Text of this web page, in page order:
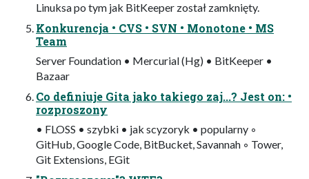
Linuksa po tym jak BitKeeper został zamknięty.
Konkurencja • CVS • SVN • Monotone • MS
Team
Server Foundation • Mercurial (Hg) • BitKeeper •
Bazaar
Co definiuje Gita jako takiego zaj...? Jest on: •
rozproszony
• FLOSS • szybki • jak scyzoryk • popularny ◦
GitHub, Google Code, BitBucket, Savannah ◦ Tower,
Git Extensions, EGit